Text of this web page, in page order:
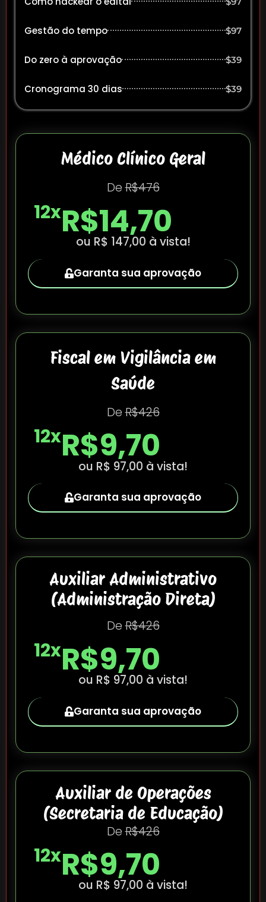
Gestão do tempo $97
Do zero à aprovação $39
Cronograma 30 dias $39
Médico Clínico Geral
DeR$476
ou R$ 147,00 à vista!
Garanta sua aprovação
12xR$14,70
Fiscal em Vigilância em
Saúde
DeR$426
ou R$ 97,00 à vista!
Garanta sua aprovação
12xR$9,70
Auxiliar Administrativo
(Administração Direta)
DeR$426
ou R$ 97,00 à vista!
Garanta sua aprovação
12xR$9,70
Auxiliar de Operações
(Secretaria de Educação)
DeR$426
ou R$ 97,00 à vista!
12xR$9,70